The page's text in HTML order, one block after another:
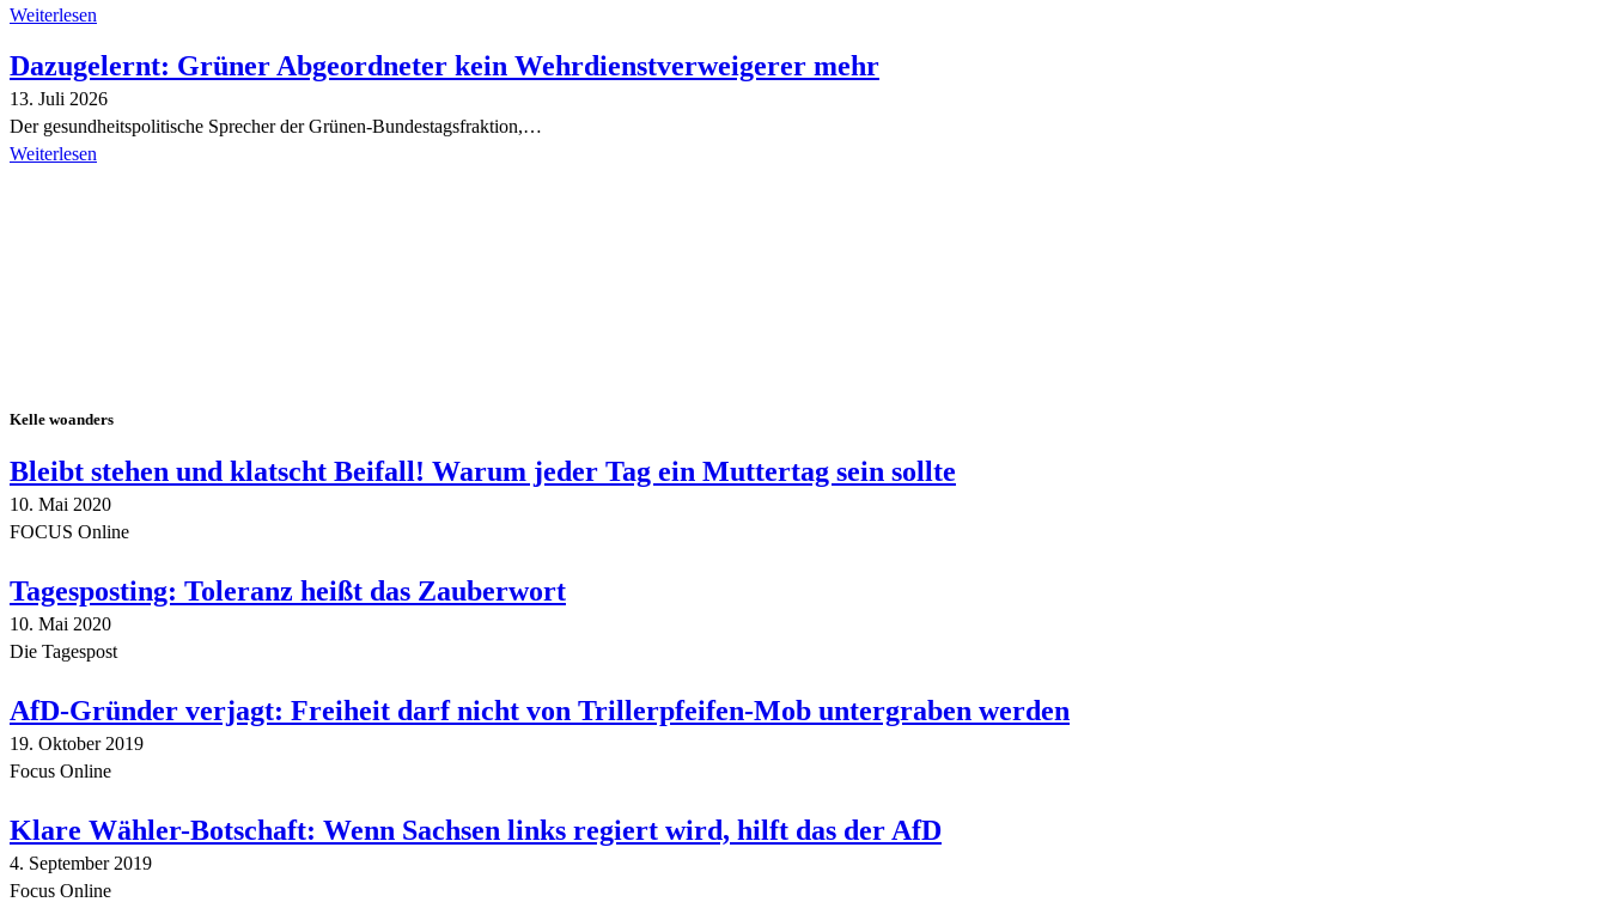
Weiterlesen
Dazugelernt: Grüner Abgeordneter kein Wehrdienstverweigerer mehr
13. Juli 2026
Der gesundheitspolitische Sprecher der Grünen-Bundestagsfraktion,…
Weiterlesen
Kelle woanders
Bleibt stehen und klatscht Beifall! Warum jeder Tag ein Muttertag sein sollte
10. Mai 2020
FOCUS Online
Tagesposting: Toleranz heißt das Zauberwort
10. Mai 2020
Die Tagespost
AfD-Gründer verjagt: Freiheit darf nicht von Trillerpfeifen-Mob untergraben werden
19. Oktober 2019
Focus Online
Klare Wähler-Botschaft: Wenn Sachsen links regiert wird, hilft das der AfD
4. September 2019
Focus Online